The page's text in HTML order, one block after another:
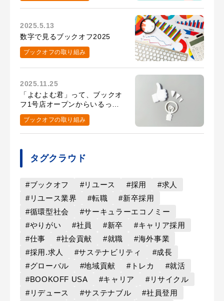
2025.5.13
数字で見るブックオフ2025
ブックオフの取り組み
2025.11.25
「よむよむ君」って、ブックオ
フ1号店オープンからいるって
知ってた？
ブックオフの取り組み
タグクラウド
#ブックオフ #リユース #採用
#求人
#リユース業界
#転職
#新卒採用
#循環型社会
#サーキュラーエコノミー
#やりがい
#社員 #新卒
#キャリア採用
#仕事
#社会貢献 #就職
#海外事業
#採用.求人
#サステナビリティ
#成長
#グローバル
#地域貢献 #トレカ
#就活
#BOOKOFF USA
#キャリア
#リサイクル
#リデュース
#サステナブル
#社員登用